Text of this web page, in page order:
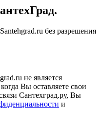
без разрешения
не является
Вы оставляете свои
Сантехград.ру, Вы
и